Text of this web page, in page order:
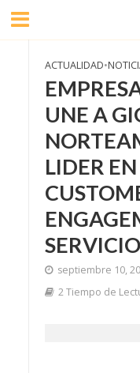
ACTUALIDAD•
UNE A
LIDER
septiembre 10,
2 Tiempo de